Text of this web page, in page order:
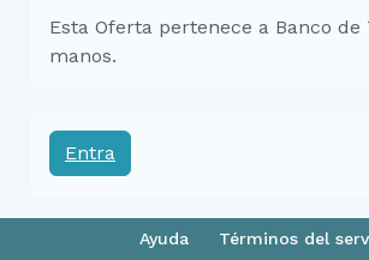
Esta Oferta pertenece a Banco de
manos.
Entra
Ayuda Términos del